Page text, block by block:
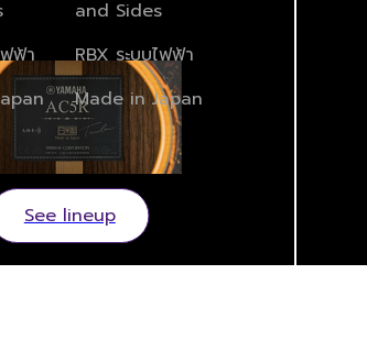
See lineup
ฟฟ้า
and Sides
RBX ระบบไฟฟ้า
Made in Japan